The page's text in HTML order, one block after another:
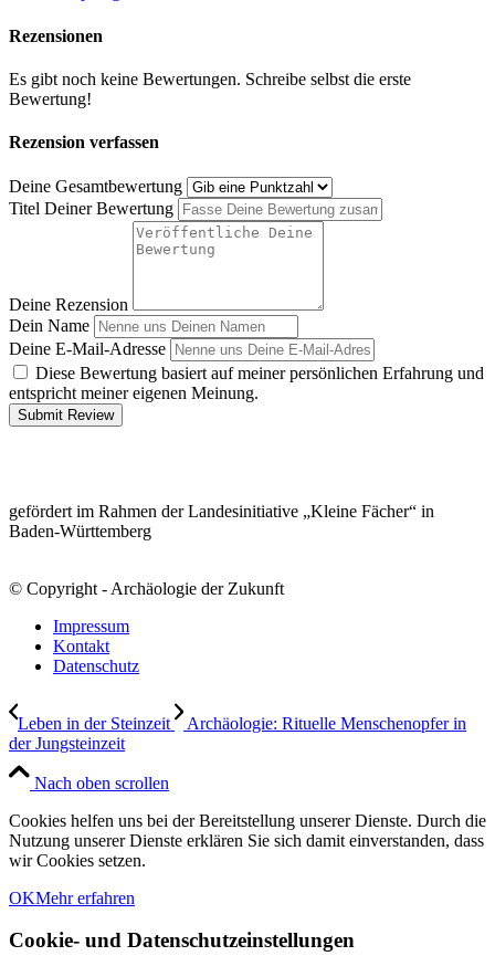
Rezensionen
Es gibt noch keine Bewertungen. Schreibe selbst die erste
Bewertung!
Rezension verfassen
Deine Gesamtbewertung
Titel Deiner Bewertung
Deine Rezension
Dein Name
Deine E-Mail-Adresse
Diese Bewertung basiert auf meiner persönlichen Erfahrung und
entspricht meiner eigenen Meinung.
Submit Review
gefördert im Rahmen der Landesinitiative „Kleine Fächer“ in
Baden-Württemberg
© Copyright - Archäologie der Zukunft
Impressum
Kontakt
Datenschutz
Leben in der Steinzeit
Archäologie: Rituelle Menschenopfer in
der Jungsteinzeit
Nach oben scrollen
Cookies helfen uns bei der Bereitstellung unserer Dienste. Durch die
Nutzung unserer Dienste erklären Sie sich damit einverstanden, dass
wir Cookies setzen.
OKMehr erfahren
Cookie- und Datenschutzeinstellungen